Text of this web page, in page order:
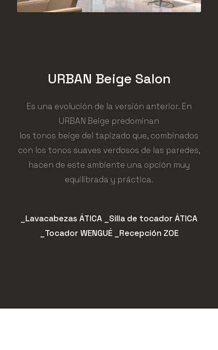
URBAN Beige Salon
Es una evolución de la versión anterior. En
URBAN Beige predominan
los tonos beige del tapizado que, combinados
con los tonos suaves verdosos de las paredes,
hacen de este ambiente una opción muy
equilibrada y práctica.
_Lavacabezas ÁTICA _Silla de tocador ÁTICA
_Tocador WENGUÉ _Recepción ZOE